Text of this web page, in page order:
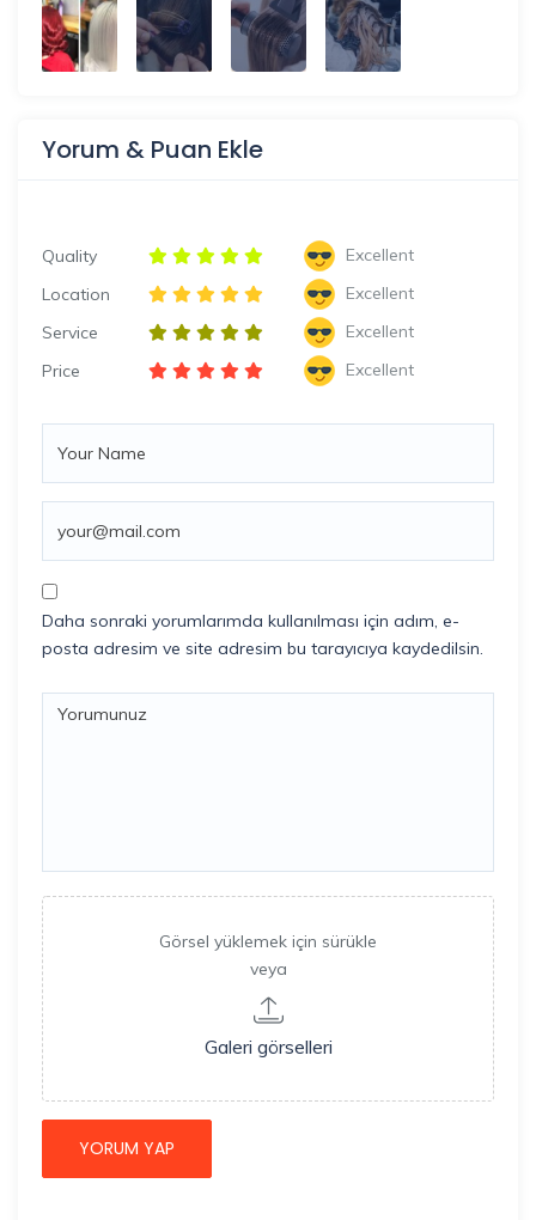
Yorum & Puan Ekle
Quality
Excellent
Location
Excellent
Service
Excellent
Price
Excellent
Daha sonraki yorumlarımda kullanılması için adım, e-
posta adresim ve site adresim bu tarayıcıya kaydedilsin.
Görsel yüklemek için sürükle
veya
Galeri görselleri